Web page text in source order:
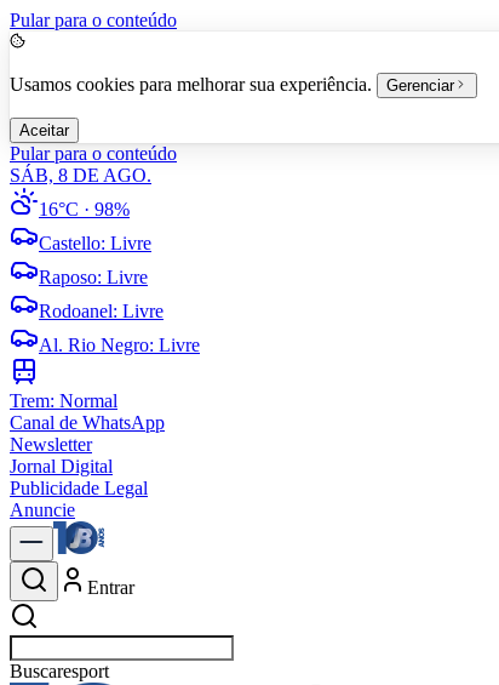
Pular para o conteúdo
Usamos cookies para melhorar sua experiência. Gerenciar
Aceitar
Pular para o conteúdo
SÁB, 8 DE AGO.
16°C · 98%
Castello: Livre
Raposo: Livre
Rodoanel: Livre
Al. Rio Negro: Livre
Trem: Normal
Canal de WhatsApp
Newsletter
Jornal Digital
Publicidade Legal
Anuncie
Entrar
Buscaresportes